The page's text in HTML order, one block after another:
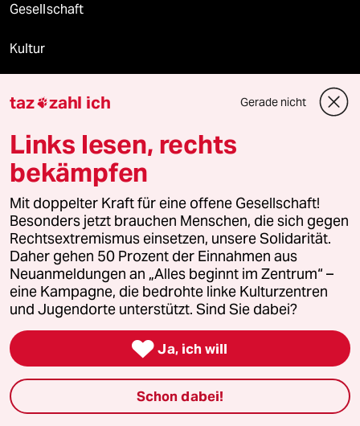
Gesellschaft
Kultur
Nord
Wahrheit
Themen
Bergsteigen
USA unter Trump
Katzen
taz zahl ich Gerade nicht
Links lesen, rechts
bekämpfen
Mit doppelter Kraft für eine offene Gesellschaft!
Besonders jetzt brauchen Menschen, die sich gegen
Rechtsextremismus einsetzen, unsere Solidarität.
Daher gehen 50 Prozent der Einnahmen aus
Neuanmeldungen an „Alles beginnt im Zentrum“ –
eine Kampagne, die bedrohte linke Kulturzentren
und Jugendorte unterstützt. Sind Sie dabei?
 Ja, ich will
Schon dabei!